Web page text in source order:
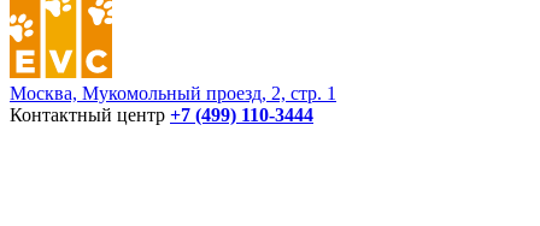
Москва, Мукомольный проезд, 2, стр. 1
Контактный центр +7 (499) 110-3444